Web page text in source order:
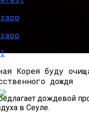
Уфолог Отыскал На
Пришельца
дождевой
в Сеуле.